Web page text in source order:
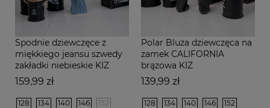
Spodnie dziewczęce z
miękkiego jeansu szwedy
zakładki niebieskie KIZ
Cena
159,99 zł
128 134 140 146
152
Polar Bluza dziewczęca na
zamek CALIFORNIA
brązowa KIZ
Cena
139,99 zł
128 134 140 146
152